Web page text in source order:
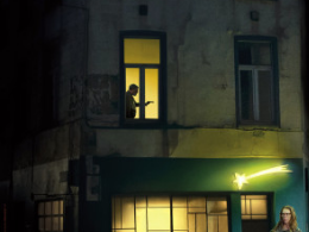
Vendre